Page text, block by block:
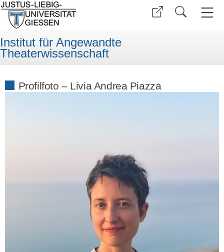
Institut für Angewandte
Theaterwissenschaft
Profilfoto – Livia Andrea Piazza